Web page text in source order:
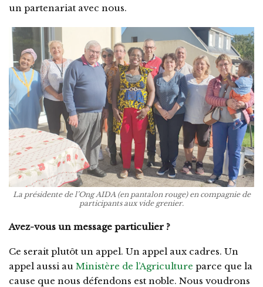
un partenariat avec nous.
La présidente de l’Ong AIDA (en pantalon rouge) en compagnie de
participants aux vide grenier.
Avez-vous un message particulier ?
Ce serait plutôt un appel. Un appel aux cadres. Un
appel aussi au Ministère de l’Agriculture parce que la
cause que nous défendons est noble. Nous voudrons